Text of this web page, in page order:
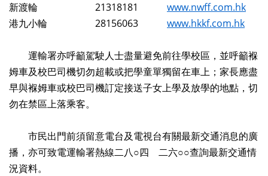
新渡輪 21318181 www.nwff.com.hk
港九小輪 28156063 www.hkkf.com.hk
運輸署亦呼籲駕駛人士盡量避免前往學校區，並呼籲褓
姆車及校巴司機切勿超載或把學童單獨留在車上；家長應盡
早與褓姆車或校巴司機訂定接送子女上學及放學的地點，切
勿在禁區上落乘客。
市民出門前須留意電台及電視台有關最新交通消息的廣
播，亦可致電運輸署熱線二八○四 二六○○查詢最新交通情
況資料。